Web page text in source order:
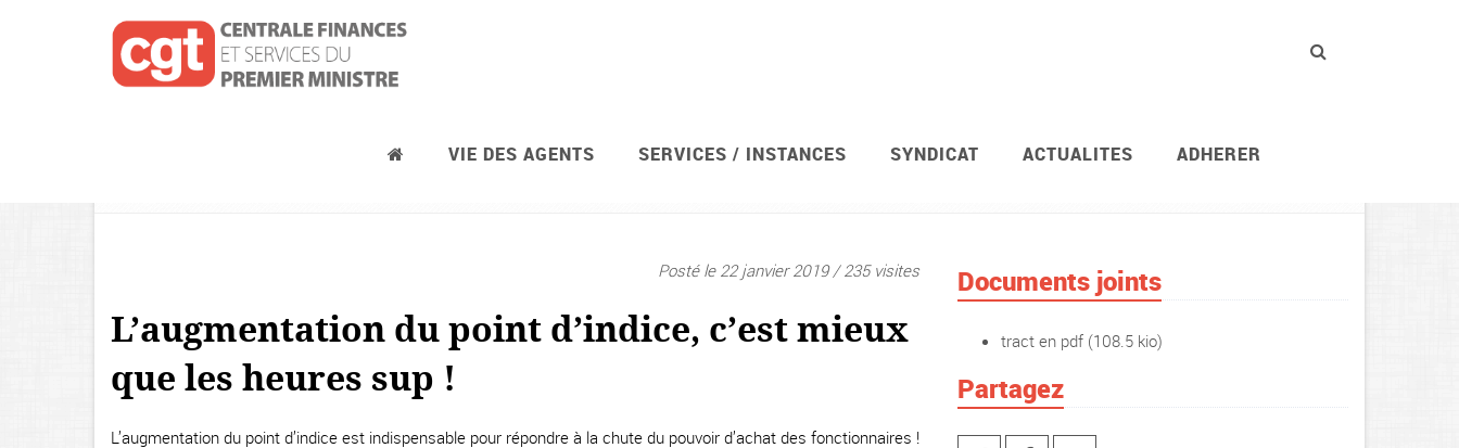
VIE DES AGENTS SERVICES / INSTANCES SYNDICAT ACTUALITES ADHERER
Posté le 22 janvier 2019 / 235 visites
L’augmentation du point d’indice, c’est mieux
que les heures sup !
L’augmentation du point d’indice est indispensable pour répondre à la chute du pouvoir d’achat des fonctionnaires !
Documents joints
tract en pdf (108.5 kio)
Partagez